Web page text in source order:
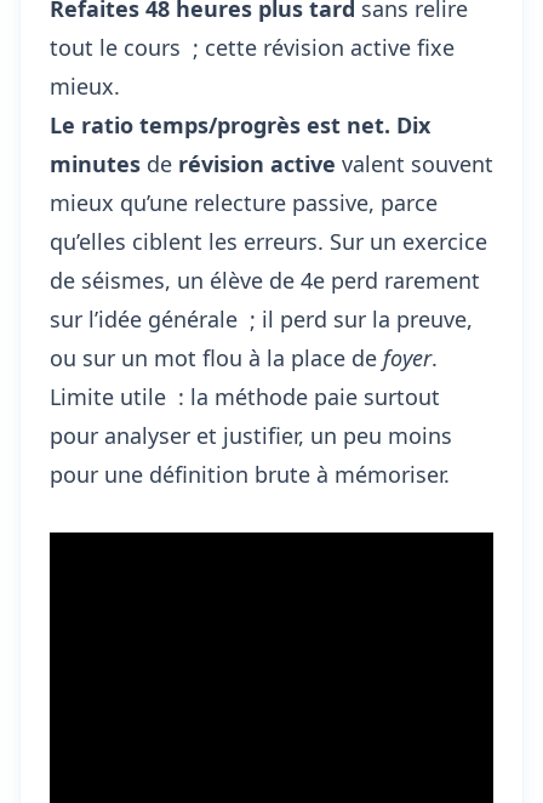
Refaites 48 heures plus tard sans relire
tout le cours ; cette révision active fixe
mieux.
Le ratio temps/progrès est net. Dix
minutes de révision active valent souvent
mieux qu’une relecture passive, parce
qu’elles ciblent les erreurs. Sur un exercice
de séismes, un élève de 4e perd rarement
sur l’idée générale ; il perd sur la preuve,
ou sur un mot flou à la place de foyer.
Limite utile : la méthode paie surtout
pour analyser et justifier, un peu moins
pour une définition brute à mémoriser.